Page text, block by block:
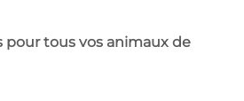
pour tous vos animaux de